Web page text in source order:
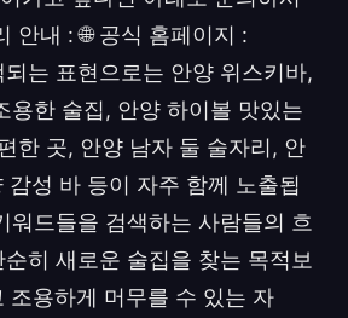
안내 : 🌐 공식 홈페이지 :
는 표현으로는 안양 위스키바,
용한 술집, 안양 하이볼 맛있는
한 곳, 안양 남자 둘 술자리, 안
감성 바 등이 자주 함께 노출됩
워드들을 검색하는 사람들의 흐
히 새로운 술집을 찾는 목적보
조용하게 머무를 수 있는 자